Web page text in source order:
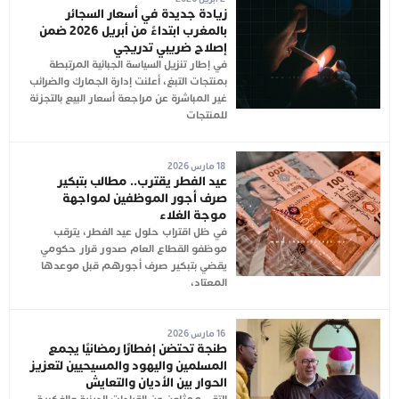
زيادة جديدة في أسعار السجائر
بالمغرب ابتداءً من أبريل 2026 ضمن
إصلاح ضريبي تدريجي
في إطار تنزيل السياسة الجبائية المرتبطة
بمنتجات التبغ، أعلنت إدارة الجمارك والضرائب
غير المباشرة عن مراجعة أسعار البيع بالتجزئة
للمنتجات
18 مارس 2026
عيد الفطر يقترب.. مطالب بتبكير
صرف أجور الموظفين لمواجهة
موجة الغلاء
في ظل اقتراب حلول عيد الفطر، يترقب
موظفو القطاع العام صدور قرار حكومي
يقضي بتبكير صرف أجورهم قبل موعدها
المعتاد،
16 مارس 2026
طنجة تحتضن إفطارًا رمضانيًا يجمع
المسلمين واليهود والمسيحيين لتعزيز
الحوار بين الأديان والتعايش